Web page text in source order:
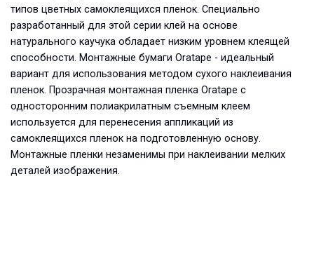
типов цветных самоклеящихся пленок. Специально
разработанный для этой серии клей на основе
натурального каучука обладает низким уровнем клеящей
способности. Монтажные бумаги Oratape - идеальный
вариант для использования методом сухого наклеивания
пленок. Прозрачная монтажная пленка Oratape с
односторонним полиакрилатным съемным клеем
используется для перенесения аппликаций из
самоклеящихся пленок на подготовленную основу.
Монтажные пленки незаменимы при наклеивании мелких
деталей изображения.